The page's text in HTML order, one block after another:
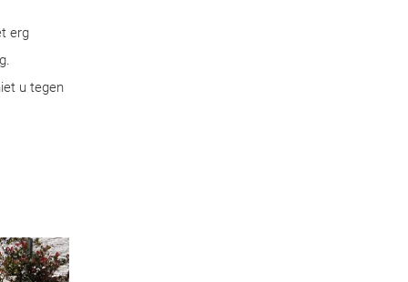
erg
u tegen